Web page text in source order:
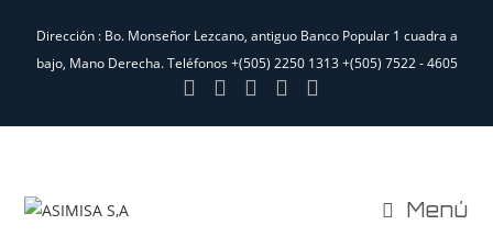
Dirección : Bo. Monseñor Lezcano, antiguo Banco Popular 1 cuadra a
bajo, Mano Derecha.​ Teléfonos +(505) 2250 1313 +(505) 7522 - 4605
Menú